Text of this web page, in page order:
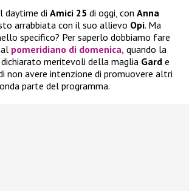
daytime di Amici 25 di oggi, con Anna
arrabbiata con il suo allievo Opi. Ma
specifico? Per saperlo dobbiamo fare
pomeridiano di domenica, quando la
meritevoli della maglia Gard e
non avere intenzione di promuovere altri
parte del programma.